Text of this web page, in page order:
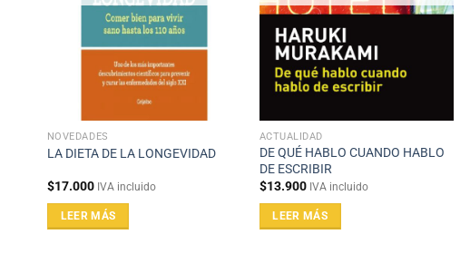
NOVEDADES
LA DIETA DE LA LONGEVIDAD
$17.000 IVA incluido
LEER MÁS
ACTUALIDAD
DE QUÉ HABLO CUANDO HABLO
DE ESCRIBIR
$13.900 IVA incluido
LEER MÁS